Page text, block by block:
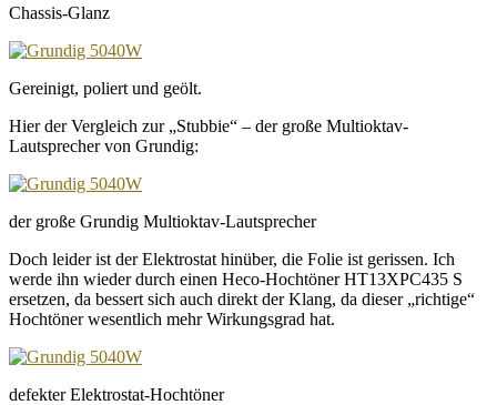
Chassis-Glanz
Gereinigt, poliert und geölt.
Hier der Vergleich zur „Stubbie“ – der große Multioktav-
Lautsprecher von Grundig:
der große Grundig Multioktav-Lautsprecher
Doch leider ist der Elektrostat hinüber, die Folie ist gerissen. Ich
werde ihn wieder durch einen Heco-Hochtöner HT13XPC435 S
ersetzen, da bessert sich auch direkt der Klang, da dieser „richtige“
Hochtöner wesentlich mehr Wirkungsgrad hat.
defekter Elektrostat-Hochtöner